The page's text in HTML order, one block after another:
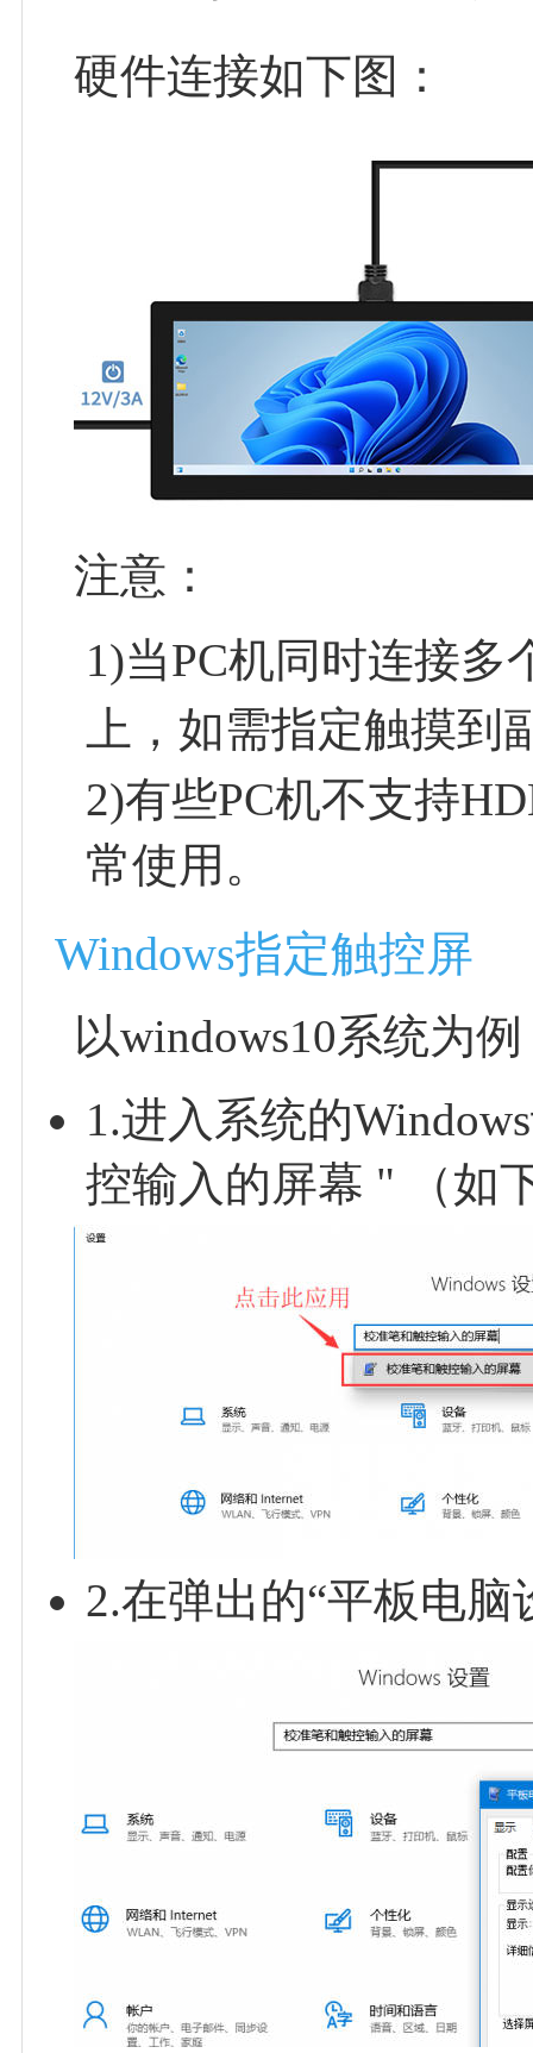
硬件连接如下图：
注意：
1)当PC机同时连接
上，如需指定触摸到
2)有些PC机不支持
常使用。
Windows指定触控屏
以windows10系统为
1.进入系统的
控输入的屏幕 " （如
2.在弹出的“平板电脑